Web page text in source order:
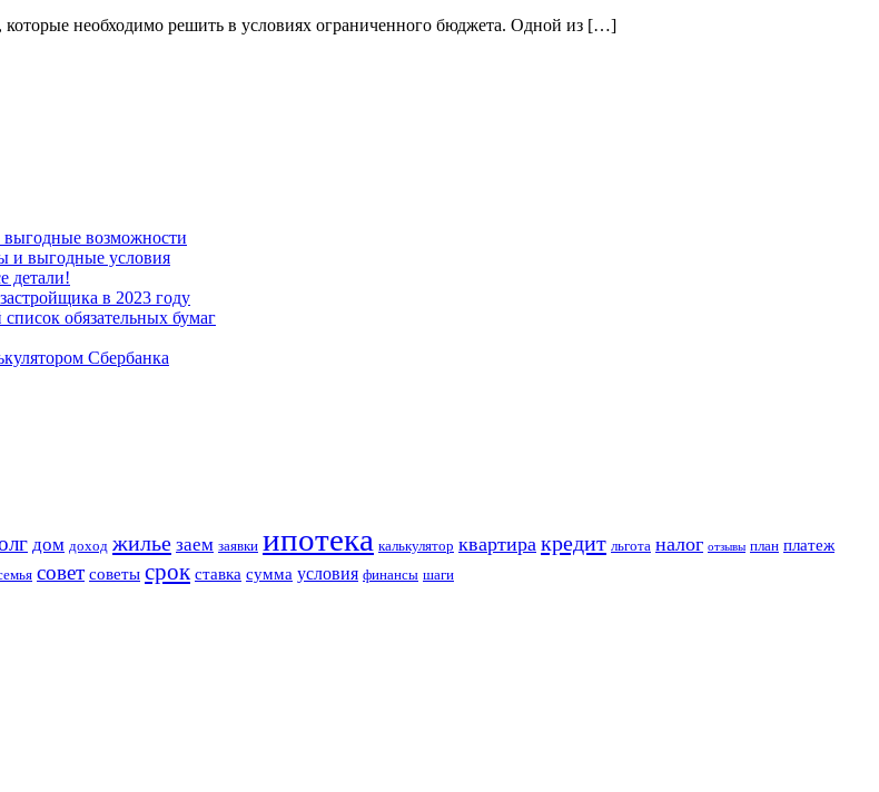
необходимо решить в условиях ограниченного бюджета. Одной из […]
возможности
и выгодные условия
детали!
в 2023 году
обязательных бумаг
Сбербанка
дом доход жилье заем заявки ипотека калькулятор квартира кредит льгота налог отзывы план платеж
совет советы срок ставка сумма условия финансы шаги